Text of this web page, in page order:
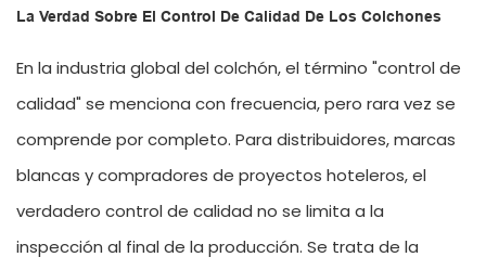
La Verdad Sobre El Control De Calidad De Los Colchones
En la industria global del colchón, el término "control de
calidad" se menciona con frecuencia, pero rara vez se
comprende por completo. Para distribuidores, marcas
blancas y compradores de proyectos hoteleros, el
verdadero control de calidad no se limita a la
inspección al final de la producción. Se trata de la